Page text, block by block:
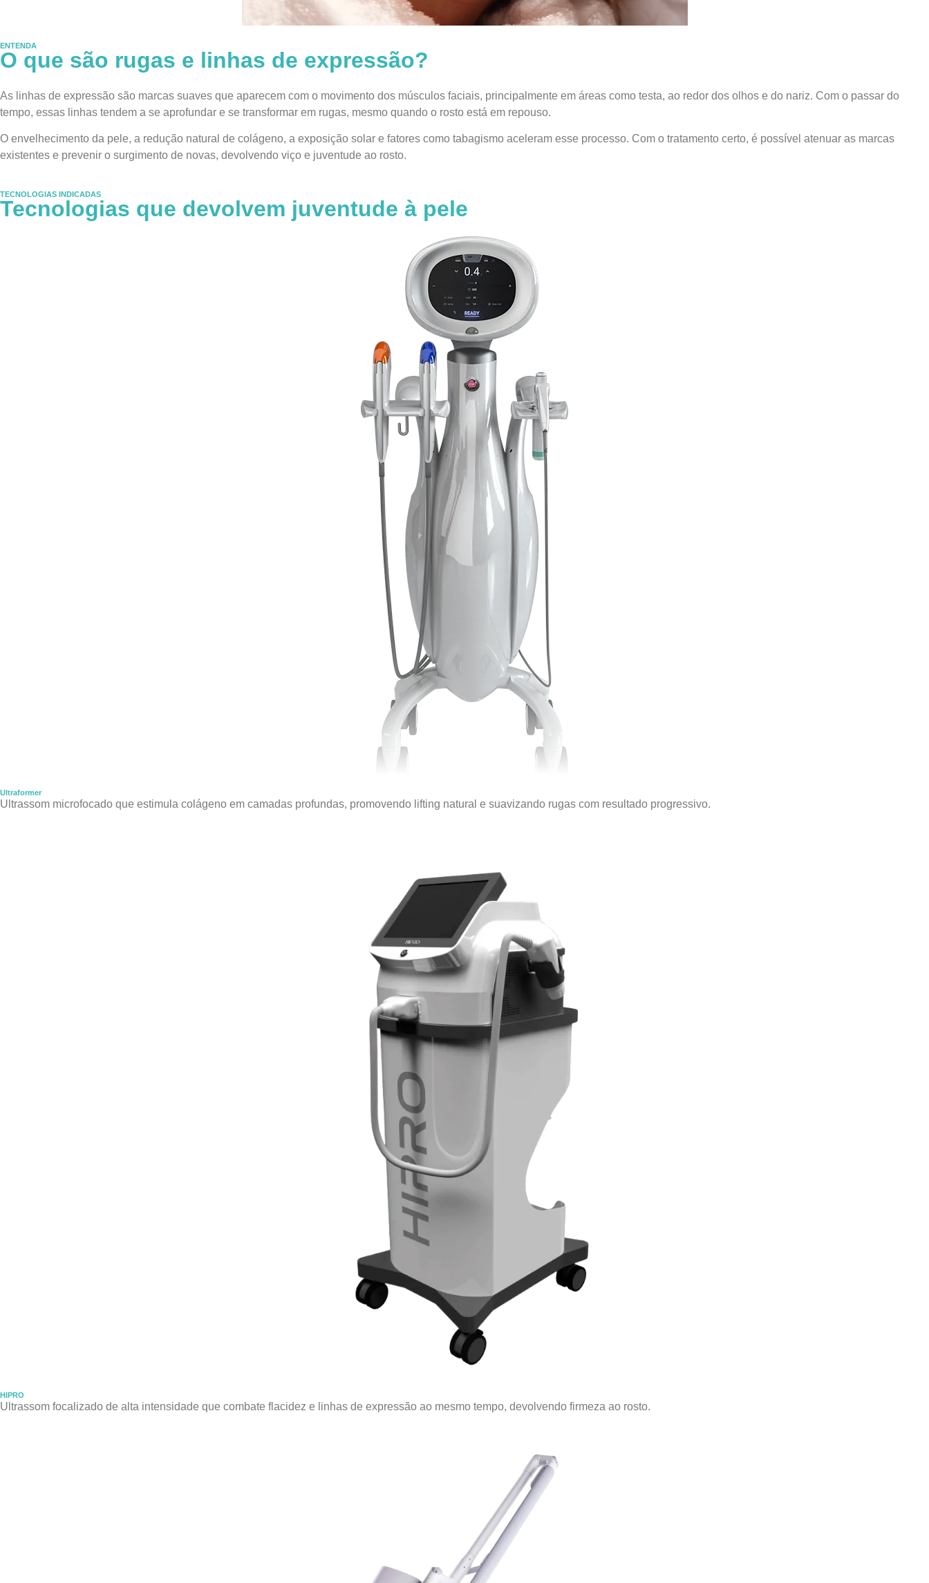
ENTENDA
O que são rugas e linhas de expressão?
As linhas de expressão são marcas suaves que aparecem com o movimento dos músculos faciais, principalmente em áreas como testa, ao redor dos olhos e do nariz. Com o passar do
tempo, essas linhas tendem a se aprofundar e se transformar em rugas, mesmo quando o rosto está em repouso.
O envelhecimento da pele, a redução natural de colágeno, a exposição solar e fatores como tabagismo aceleram esse processo. Com o tratamento certo, é possível atenuar as marcas
existentes e prevenir o surgimento de novas, devolvendo viço e juventude ao rosto.
TECNOLOGIAS INDICADAS
Tecnologias que devolvem juventude à pele
Ultraformer
Ultrassom microfocado que estimula colágeno em camadas profundas, promovendo lifting natural e suavizando rugas com resultado progressivo.
HIPRO
Ultrassom focalizado de alta intensidade que combate flacidez e linhas de expressão ao mesmo tempo, devolvendo firmeza ao rosto.